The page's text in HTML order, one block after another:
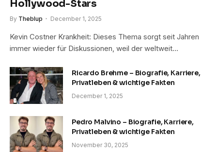
Hollywood-Stars
By Theblup December 1, 2025
Kevin Costner Krankheit: Dieses Thema sorgt seit Jahren
immer wieder für Diskussionen, weil der weltweit…
Ricardo Brehme – Biografie, Karriere,
Privatleben & wichtige Fakten
December 1, 2025
Pedro Malvino – Biografie, Karriere,
Privatleben & wichtige Fakten
November 30, 2025